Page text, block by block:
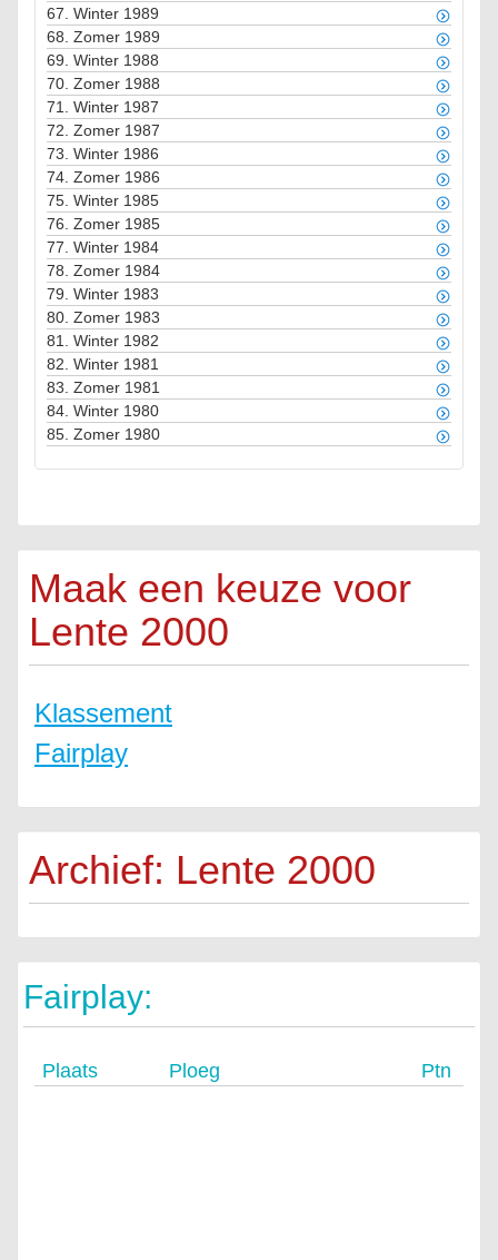
67. Winter 1989
68. Zomer 1989
69. Winter 1988
70. Zomer 1988
71. Winter 1987
72. Zomer 1987
73. Winter 1986
74. Zomer 1986
75. Winter 1985
76. Zomer 1985
77. Winter 1984
78. Zomer 1984
79. Winter 1983
80. Zomer 1983
81. Winter 1982
82. Winter 1981
83. Zomer 1981
84. Winter 1980
85. Zomer 1980
Maak een keuze voor
Lente 2000
Klassement
Fairplay
Archief: Lente 2000
Fairplay:
Plaats Ploeg Ptn